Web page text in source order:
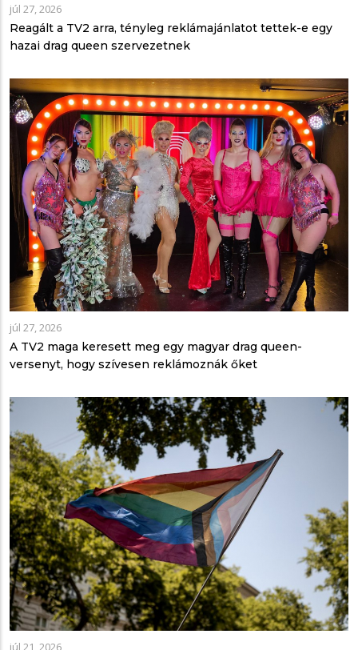
júl 27, 2026
Reagált a TV2 arra, tényleg reklámajánlatot tettek-e egy
hazai drag queen szervezetnek
júl 27, 2026
A TV2 maga keresett meg egy magyar drag queen-
versenyt, hogy szívesen reklámoznák őket
júl 21, 2026